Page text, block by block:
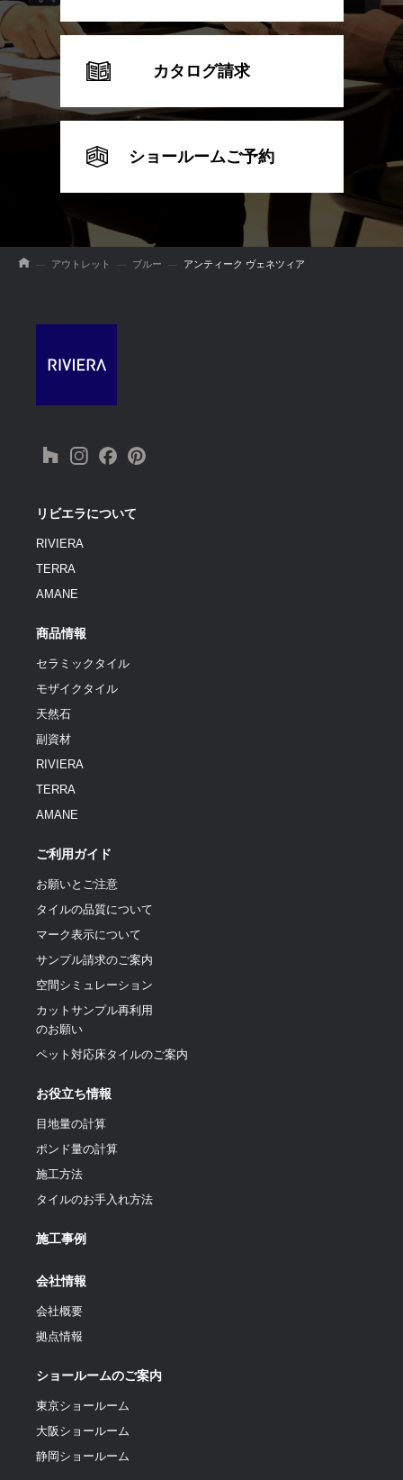
カタログ請求
ショールームご予約
アウトレット ブルー アンティーク ヴェネツィア
リビエラについて
RIVIERA
TERRA
AMANE
商品情報
セラミックタイル
モザイクタイル
天然石
副資材
RIVIERA
TERRA
AMANE
ご利用ガイド
お願いとご注意
タイルの品質について
マーク表示について
サンプル請求のご案内
空間シミュレーション
カットサンプル再利用
のお願い
ペット対応床タイルのご案内
お役立ち情報
目地量の計算
ポンド量の計算
施工方法
タイルのお手入れ方法
施工事例
会社情報
会社概要
拠点情報
ショールームのご案内
東京ショールーム
大阪ショールーム
静岡ショールーム